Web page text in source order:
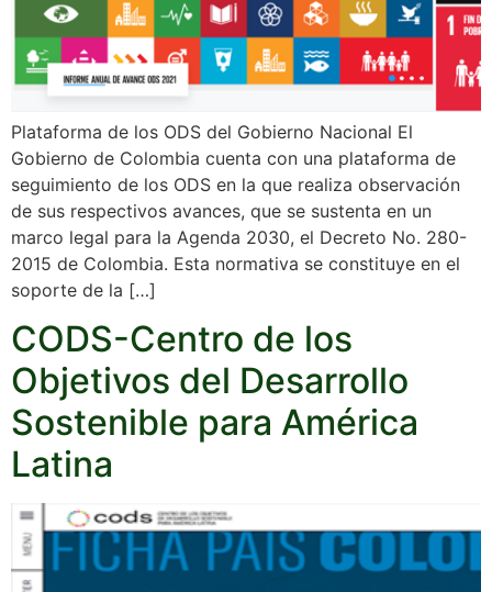
Plataforma de los ODS del Gobierno Nacional El
Gobierno de Colombia cuenta con una plataforma de
seguimiento de los ODS en la que realiza observación
de sus respectivos avances, que se sustenta en un
marco legal para la Agenda 2030, el Decreto No. 280-
2015 de Colombia. Esta normativa se constituye en el
soporte de la […]
CODS-Centro de los
Objetivos del Desarrollo
Sostenible para América
Latina